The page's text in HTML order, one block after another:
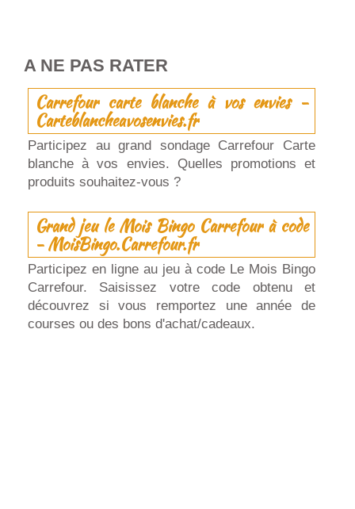
A NE PAS RATER
Carrefour carte blanche à vos envies -
Carteblancheavosenvies.fr
Participez au grand sondage Carrefour Carte
blanche à vos envies. Quelles promotions et
produits souhaitez-vous ?
Grand jeu le Mois Bingo Carrefour à code
- MoisBingo.Carrefour.fr
Participez en ligne au jeu à code Le Mois Bingo
Carrefour. Saisissez votre code obtenu et
découvrez si vous remportez une année de
courses ou des bons d'achat/cadeaux.